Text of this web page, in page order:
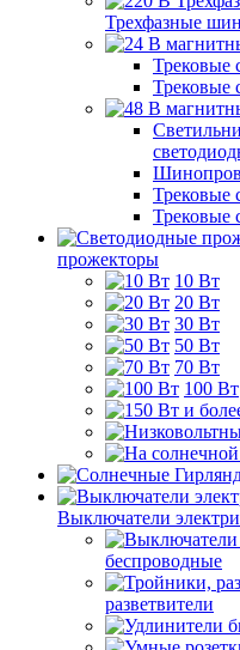
Трехфазные
Трековые
Трековые
Трековые
Трековые
прожекторы
10 Вт
20 Вт
30 Вт
50 Вт
70 Вт
100 Вт
Выключатели
беспроводные
разветвители